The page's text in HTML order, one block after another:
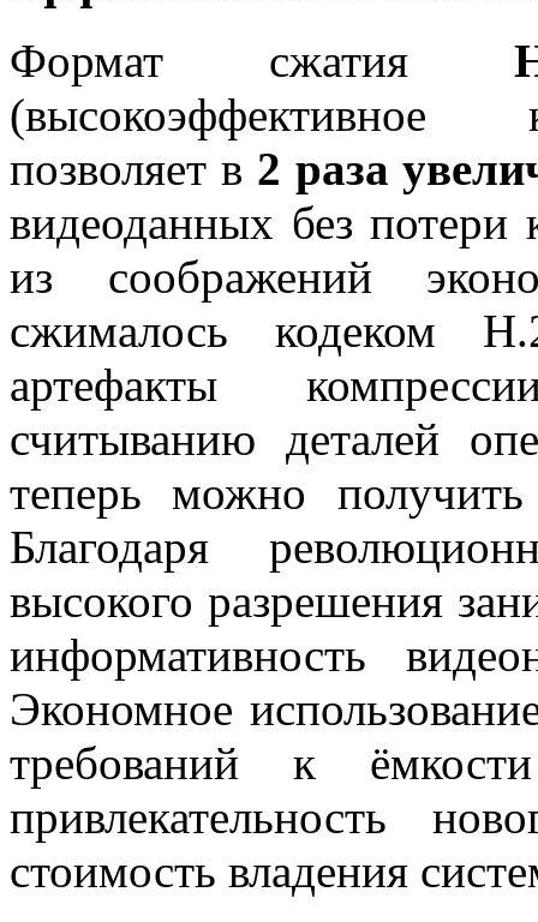
Формат сжатия
(высокоэффективное
позволяет в 2 раза
видеоданных без потери
из соображений
сжималось кодеком
артефакты
считыванию деталей
теперь можно получить
Благодаря
высокого разрешения
информативность
Экономное
требований к
привлекательность
стоимость владения